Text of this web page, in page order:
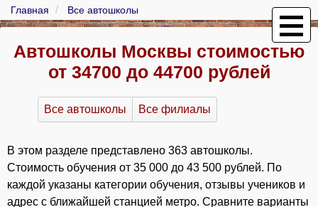
Главная Все автошколы
Автошколы Москвы стоимостью
от 34700 до 44700 рублей
Все автошколы Все филиалы
В этом разделе представлено 363 автошколы.
Стоимость обучения от 35 000 до 43 500 рублей. По
каждой указаны категории обучения, отзывы учеников и
адрес с ближайшей станцией метро. Сравните варианты